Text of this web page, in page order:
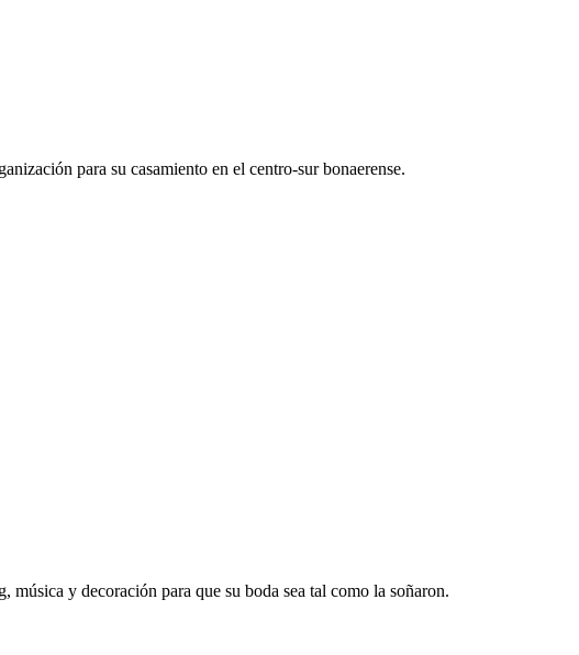
para su casamiento en el centro-sur bonaerense.
y decoración para que su boda sea tal como la soñaron.